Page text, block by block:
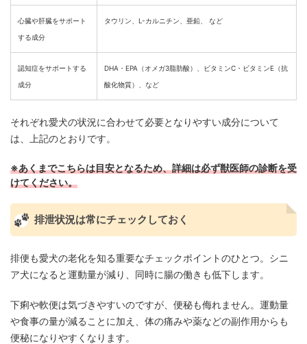
心臓や肝臓をサポート
する成分
タウリン、L-カルニチン、亜鉛、 など
認知症をサポートする
成分
DHA・EPA（オメガ3脂肪酸）、ビタミンC・ビタミンE（抗
酸化物質）、など
それぞれ愛犬の状況に合わせて必要となりやすい成分について
は、上記のとおりです。
※あくまでこちらは目安となるため、詳細は必ず獣医師の診断を受
けてください。
排泄状況は常にチェックしておく
排便も愛犬の老化を知る重要なチェックポイントのひとつ。シニ
ア犬になると運動量が減り、同時に腸の働きも低下します。
下痢や軟便は気づきやすいのですが、便秘も侮れません。運動量
や食事の量が減ることに加え、体の痛みや薬などの副作用からも
便秘になりやすくなります。